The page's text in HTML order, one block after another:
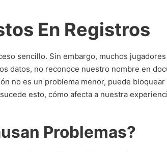
En Registros
sencillo. Sin embargo, muchos
datos, no reconoce nuestro nombre en
no es un problema menor, puede
esto, cómo afecta a nuestra
Problemas?